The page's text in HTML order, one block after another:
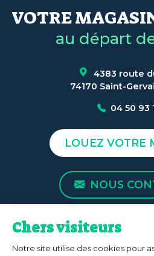
VOTRE
au départ
4383 route
74170 Saint-
04 50 93
LOUEZ VOTRE
NOUS
ACCUEIL LE MAGASIN
ESPACE LOCATION NOS